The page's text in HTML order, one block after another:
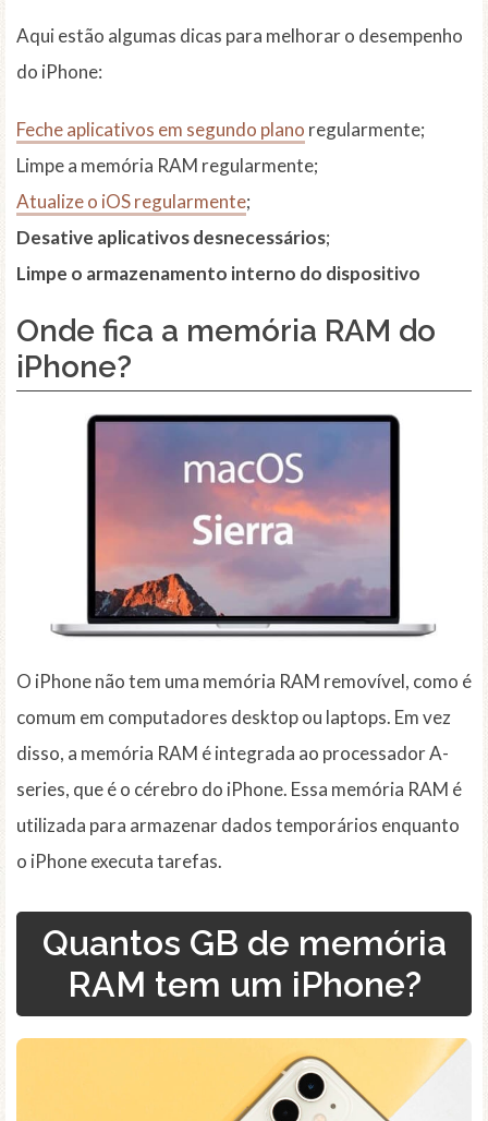
Aqui estão algumas dicas para melhorar o desempenho
do iPhone:
Feche aplicativos em segundo plano regularmente;
Limpe a memória RAM regularmente;
Atualize o iOS regularmente;
Desative aplicativos desnecessários;
Limpe o armazenamento interno do dispositivo
Onde fica a memória RAM do
iPhone?
O iPhone não tem uma memória RAM removível, como é
comum em computadores desktop ou laptops. Em vez
disso, a memória RAM é integrada ao processador A-
series, que é o cérebro do iPhone. Essa memória RAM é
utilizada para armazenar dados temporários enquanto
o iPhone executa tarefas.
Quantos GB de memória
RAM tem um iPhone?